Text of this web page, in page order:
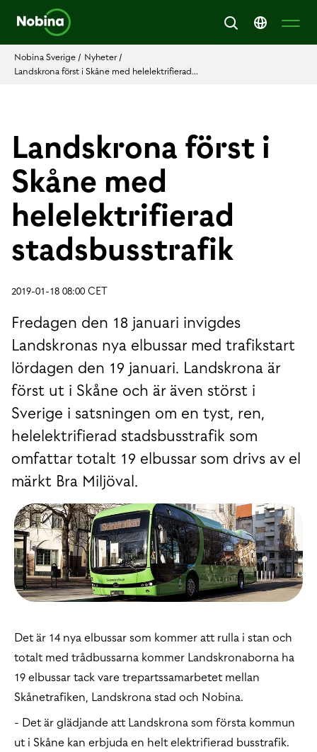
Nobina Sverige / Nyheter/
Landskrona först i Skåne med helelektrifierad...
Landskrona först i
Skåne med
helelektrifierad
stadsbusstrafik
2019-01-18 08:00 CET
Fredagen den 18 januari invigdes
Landskronas nya elbussar med trafikstart
lördagen den 19 januari. Landskrona är
först ut i Skåne och är även störst i
Sverige i satsningen om en tyst, ren,
helelektrifierad stadsbusstrafik som
omfattar totalt 19 elbussar som drivs av el
märkt Bra Miljöval.
Det är 14 nya elbussar som kommer att rulla i stan och
totalt med trådbussarna kommer Landskronaborna ha
19 elbussar tack vare trepartssamarbetet mellan
Skånetrafiken, Landskrona stad och Nobina.
- Det är glädjande att Landskrona som första kommun
ut i Skåne kan erbjuda en helt elektrifierad busstrafik.